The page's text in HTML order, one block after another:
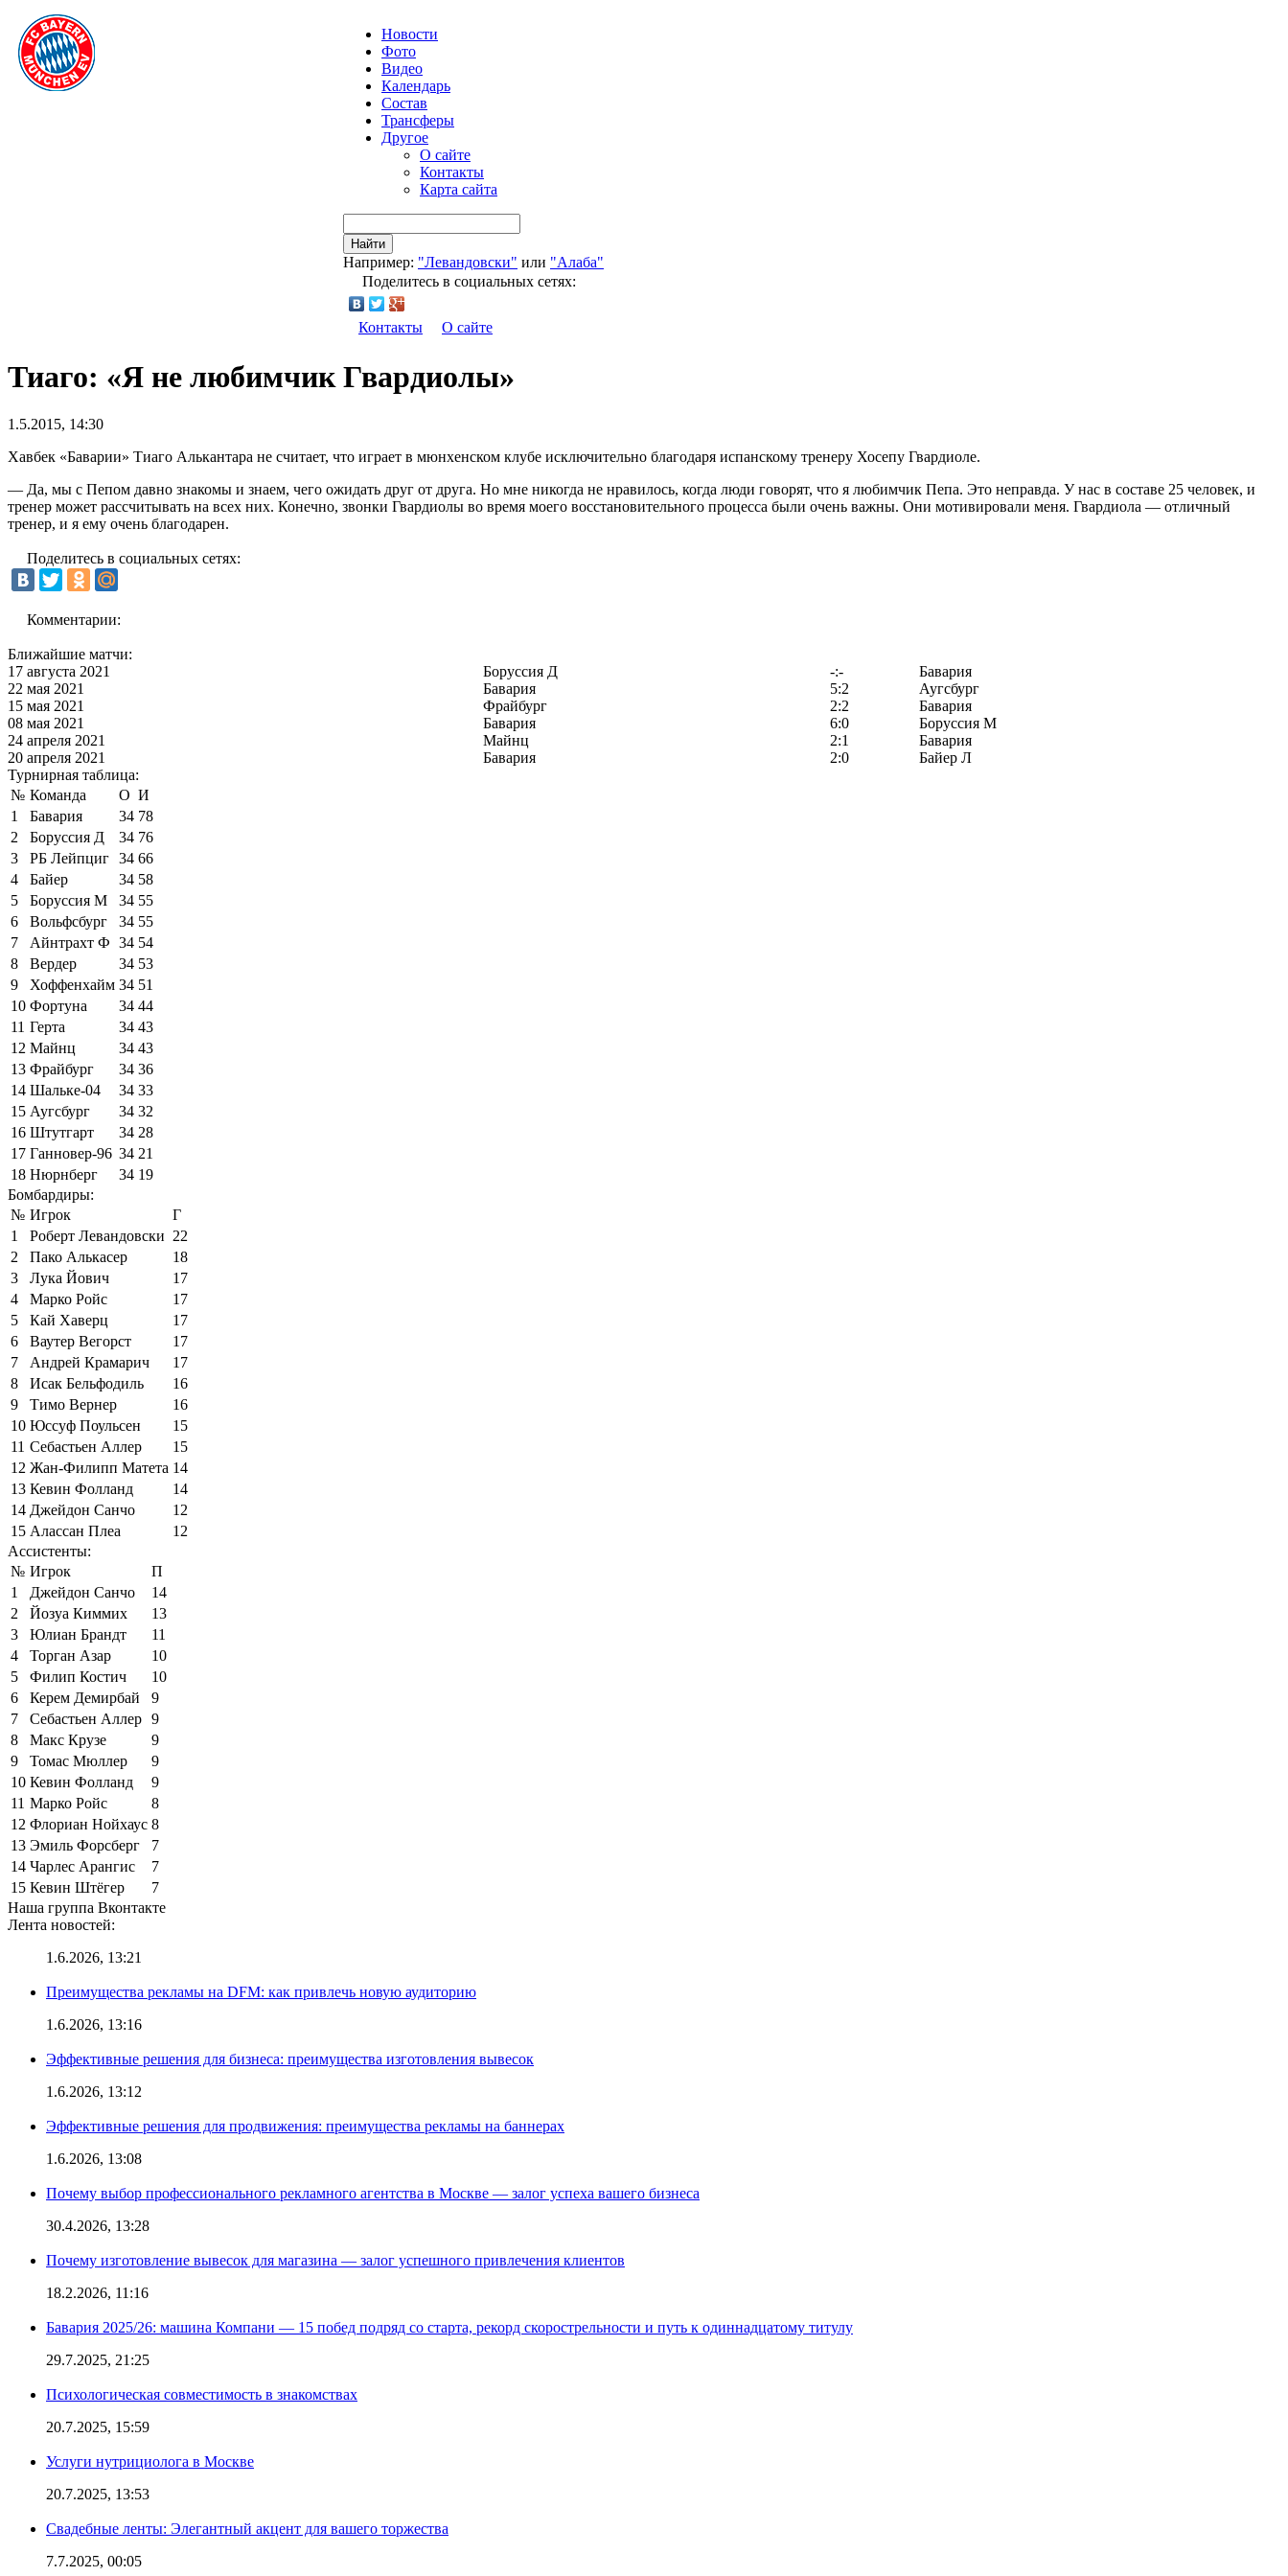
Новости
Фото
Видео
Календарь
Состав
Трансферы
Другое
О сайте
Контакты
Карта сайта
Найти
Например: "Левандовски" или "Алаба"
Поделитесь в социальных сетях:
Контакты О сайте
Тиаго: «Я не любимчик Гвардиолы»
1.5.2015, 14:30
Хавбек «Баварии» Тиаго Алькантара не считает, что играет в мюнхенском клубе исключительно благодаря испанскому тренеру Хосепу Гвардиоле.
— Да, мы с Пепом давно знакомы и знаем, чего ожидать друг от друга. Но мне никогда не нравилось, когда люди говорят, что я любимчик Пепа. Это неправда. У нас в составе 25 человек, и
тренер может рассчитывать на всех них. Конечно, звонки Гвардиолы во время моего восстановительного процесса были очень важны. Они мотивировали меня. Гвардиола — отличный
тренер, и я ему очень благодарен.
Поделитесь в социальных сетях:
Комментарии:
Ближайшие матчи:
17 августа 2021
Боруссия Д -:-
Бавария
22 мая 2021
Бавария 5:2
Аугсбург
15 мая 2021
Фрайбург 2:2
Бавария
08 мая 2021
Бавария 6:0
Боруссия М
24 апреля 2021
Майнц 2:1
Бавария
20 апреля 2021
Бавария 2:0
Байер Л
Турнирная таблица:
№ Команда О И
1
Бавария 34 78
2
Боруссия Д 34 76
3
РБ Лейпциг 34 66
4
Байер 34 58
5
Боруссия М 34 55
6
Вольфсбург 34 55
7
Айнтрахт Ф 34 54
8
Вердер 34 53
9
Хоффенхайм 34 51
10 Фортуна 34 44
11 Герта 34 43
12 Майнц 34 43
13 Фрайбург 34 36
14 Шальке-04 34 33
15 Аугсбург 34 32
16 Штутгарт 34 28
17 Ганновер-96 34 21
18 Нюрнберг 34 19
Бомбардиры:
№ Игрок
Г
1
Роберт Левандовски 22
2
Пако Алькасер
18
3
Лука Йович
17
4
Марко Ройс
17
5
Кай Хаверц
17
6
Ваутер Вегорст
17
7
Андрей Крамарич
17
8
Исак Бельфодиль
16
9
Тимо Вернер
16
10 Юссуф Поульсен
15
11 Себастьен Аллер
15
12 Жан-Филипп Матета 14
13 Кевин Фолланд
14
14 Джейдон Санчо
12
15 Алассан Плеа
12
Ассистенты:
№ Игрок
П
1
Джейдон Санчо
14
2
Йозуа Киммих
13
3
Юлиан Брандт
11
4
Торган Азар
10
5
Филип Костич
10
6
Керем Демирбай
9
7
Себастьен Аллер 9
8
Макс Крузе
9
9
Томас Мюллер
9
10 Кевин Фолланд
9
11 Марко Ройс
8
12 Флориан Нойхаус 8
13 Эмиль Форсберг
7
14 Чарлес Арангис
7
15 Кевин Штёгер
7
Наша группа Вконтакте
Лента новостей:
1.6.2026, 13:21
Преимущества рекламы на DFM: как привлечь новую аудиторию
1.6.2026, 13:16
Эффективные решения для бизнеса: преимущества изготовления вывесок
1.6.2026, 13:12
Эффективные решения для продвижения: преимущества рекламы на баннерах
1.6.2026, 13:08
Почему выбор профессионального рекламного агентства в Москве — залог успеха вашего бизнеса
30.4.2026, 13:28
Почему изготовление вывесок для магазина — залог успешного привлечения клиентов
18.2.2026, 11:16
Бавария 2025/26: машина Компани — 15 побед подряд со старта, рекорд скорострельности и путь к одиннадцатому титулу
29.7.2025, 21:25
Психологическая совместимость в знакомствах
20.7.2025, 15:59
Услуги нутрициолога в Москве
20.7.2025, 13:53
Свадебные ленты: Элегантный акцент для вашего торжества
7.7.2025, 00:05